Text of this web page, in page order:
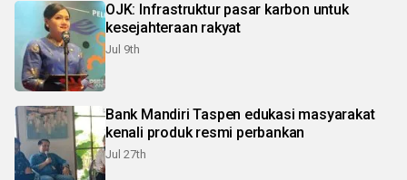
OJK: Infrastruktur pasar karbon untuk
kesejahteraan rakyat
Jul 9th
Bank Mandiri Taspen edukasi masyarakat
kenali produk resmi perbankan
Jul 27th